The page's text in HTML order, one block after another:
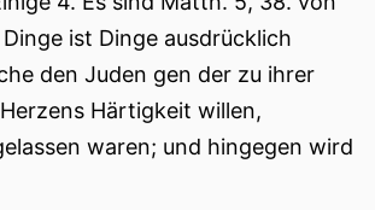
ist Dinge ausdrücklich
den Juden gen der zu ihrer
Härtigkeit willen,
waren; und hingegen wird